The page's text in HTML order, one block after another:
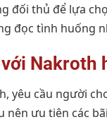
đối thủ để lựa
đọc tình huống
Nakroth
yêu cầu người
ưu tiên các